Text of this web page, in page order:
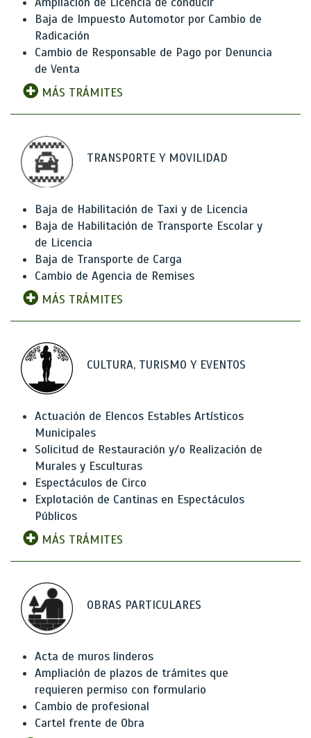
Baja de Impuesto Automotor por Cambio de
Radicación
Cambio de Responsable de Pago por Denuncia
de Venta
MÁS TRÁMITES
TRANSPORTE Y MOVILIDAD
Baja de Habilitación de Taxi y de Licencia
Baja de Habilitación de Transporte Escolar y
de Licencia
Baja de Transporte de Carga
Cambio de Agencia de Remises
MÁS TRÁMITES
CULTURA, TURISMO Y EVENTOS
Actuación de Elencos Estables Artísticos
Municipales
Solicitud de Restauración y/o Realización de
Murales y Esculturas
Espectáculos de Circo
Explotación de Cantinas en Espectáculos
Públicos
MÁS TRÁMITES
OBRAS PARTICULARES
Acta de muros linderos
Ampliación de plazos de trámites que
requieren permiso con formulario
Cambio de profesional
Cartel frente de Obra